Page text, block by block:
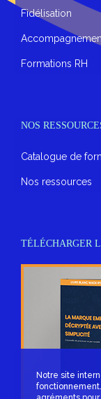
Fidélisation
Formations RH
NOS
Catalogue de
Nos ressources
TÉLÉCHARGER
Notre site